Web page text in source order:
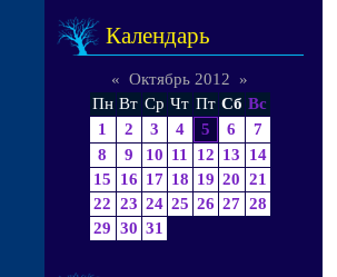
Календарь
« Октябрь 2012
»
Пн Вт Ср Чт Пт Сб Вс
1
2 3 4 5 6
7
8
9 10 11 12 13
14
15
16 17 18 19 20 21
22 23 24 25 26 27 28
29 30 31